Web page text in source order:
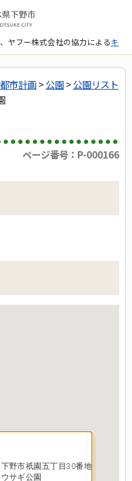
ヤフー株式会社の協力によるキ
都市計画>公園>公園リスト
ページ番号：P-000166
下野市祇園五丁目30番地
ウサギ公園